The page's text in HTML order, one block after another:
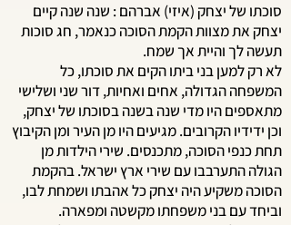
סוכתו של יצחק (איזי) אברהם : שנה שנה קיים
יצחק את מצוות הקמת הסוכה כנאמר, חג סוכות
תעשה לך והיית אך שמח.
לא רק למען בני ביתו הקים את סוכתו, כל
המשפחה הגדולה, אחים ואחיות, דור שני ושלישי
מתאספים היו מדי שנה בשנה בסוכתו של יצחק,
וכן ידידיו הקרובים. מגיעים היו מן העיר ומן הקיבוץ
תחת כנפי הסוכה, מתכנסים. שירי הילדות מן
הגולה התערבבו עם שירי ארץ ישראל. בהקמת
הסוכה משקיע היה יצחק כל אהבתו ושמחת לבו,
וביחד עם בני משפחתו מקשטה ומפארה.